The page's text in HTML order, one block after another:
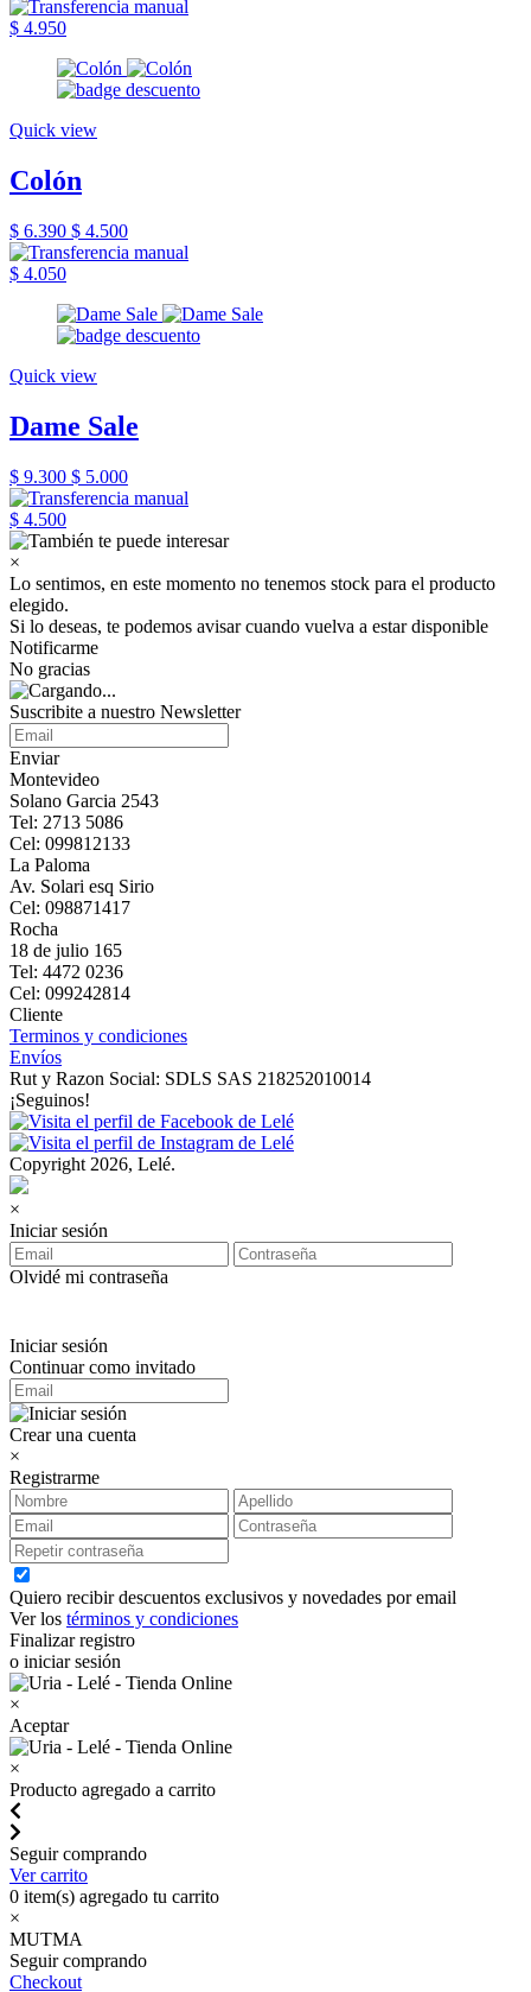
$ 4.950
Quick view
Colón
$ 6.390 $ 4.500
$ 4.050
Quick view
Dame Sale
$ 9.300 $ 5.000
$ 4.500
×
Lo sentimos, en este momento no tenemos stock para el producto
elegido.
Si lo deseas, te podemos avisar cuando vuelva a estar disponible
Notificarme
No gracias
Suscribite a nuestro Newsletter
Enviar
Montevideo
Solano Garcia 2543
Tel: 2713 5086
Cel: 099812133
La Paloma
Av. Solari esq Sirio
Cel: 098871417
Rocha
18 de julio 165
Tel: 4472 0236
Cel: 099242814
Cliente
Terminos y condiciones
Envíos
Rut y Razon Social: SDLS SAS 218252010014
¡Seguinos!
Copyright 2026, Lelé.
×
Iniciar sesión
Olvidé mi contraseña
Iniciar sesión
Continuar como invitado
Crear una cuenta
×
Registrarme
Quiero recibir descuentos exclusivos y novedades por email
Ver los términos y condiciones
Finalizar registro
o iniciar sesión
×
Aceptar
×
Producto agregado a carrito
Seguir comprando
Ver carrito
0 item(s) agregado tu carrito
×
MUTMA
Seguir comprando
Checkout